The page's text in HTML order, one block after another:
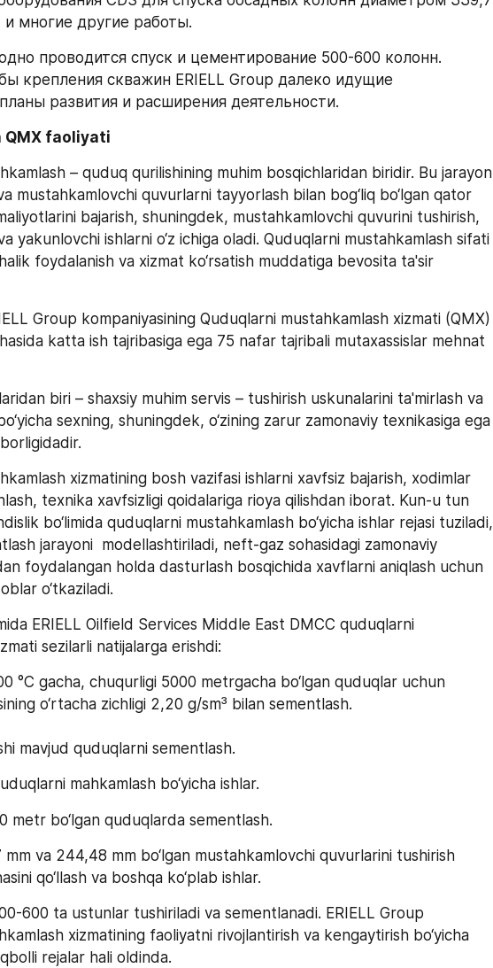
многие другие работы.
проводится спуск и цементирование 500-600 колонн.
крепления скважин ERIELL Group далеко идущие
развития и расширения деятельности.
QMX faoliyati
– quduq qurilishining muhim bosqichlaridan biridir. Bu jarayon
mustahkamlovchi quvurlarni tayyorlash bilan bog‘liq bo‘lgan qator
bajarish, shuningdek, mustahkamlovchi quvurini tushirish,
yakunlovchi ishlarni o‘z ichiga oladi. Quduqlarni mustahkamlash sifati
foydalanish va xizmat ko‘rsatish muddatiga bevosita ta'sir
Group kompaniyasining Quduqlarni mustahkamlash xizmati (QMX)
katta ish tajribasiga ega 75 nafar tajribali mutaxassislar mehnat
biri – shaxsiy muhim servis – tushirish uskunalarini ta'mirlash va
sexning, shuningdek, o‘zining zarur zamonaviy texnikasiga ega
xizmatining bosh vazifasi ishlarni xavfsiz bajarish, xodimlar
texnika xavfsizligi qoidalariga rioya qilishdan iborat. Kun-u tun
bo‘limida quduqlarni mustahkamlash bo‘yicha ishlar rejasi tuziladi,
jarayoni  modellashtiriladi, neft-gaz sohasidagi zamonaviy
foydalangan holda dasturlash bosqichida xavflarni aniqlash uchun
o‘tkaziladi.
ERIELL Oilfield Services Middle East DMCC quduqlarni
sezilarli natijalarga erishdi:
°C gacha, chuqurligi 5000 metrgacha bo‘lgan quduqlar uchun
o‘rtacha zichligi 2,20 g/sm³ bilan sementlash.
mavjud quduqlarni sementlash.
mahkamlash bo‘yicha ishlar.
metr bo‘lgan quduqlarda sementlash.
va 244,48 mm bo‘lgan mustahkamlovchi quvurlarini tushirish
qo‘llash va boshqa ko‘plab ishlar.
600 ta ustunlar tushiriladi va sementlanadi. ERIELL Group
xizmatining faoliyatni rivojlantirish va kengaytirish bo‘yicha
rejalar hali oldinda.